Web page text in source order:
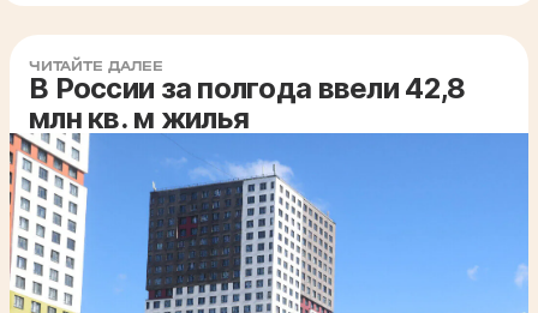
ЧИТАЙТЕ ДАЛЕЕ
В России за полгода ввели 42,8
млн кв. м жилья